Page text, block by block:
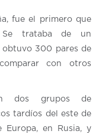
fue el primero que
Se trataba de un
obtuvo 300 pares de
con otros
dos grupos de
tardíos del este de
en Rusia, y